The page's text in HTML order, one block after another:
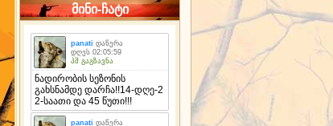
მინი-ჩატი